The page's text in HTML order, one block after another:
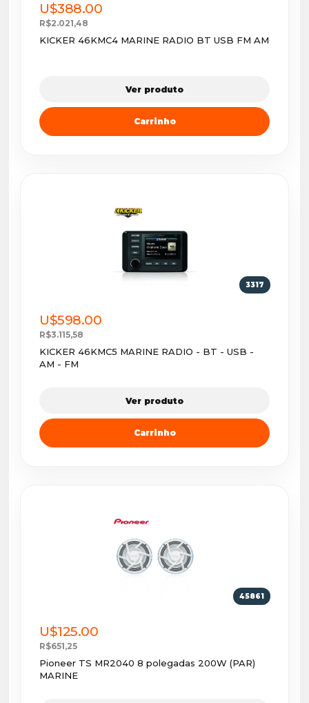
U$388.00
R$2.021,48
KICKER 46KMC4 MARINE RADIO BT USB FM AM
Ver produto
Carrinho
3317
U$598.00
R$3.115,58
KICKER 46KMC5 MARINE RADIO - BT - USB -
AM - FM
Ver produto
Carrinho
45861
U$125.00
R$651,25
Pioneer TS MR2040 8 polegadas 200W (PAR)
MARINE